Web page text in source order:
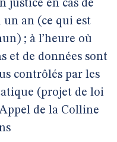
justice en cas de
an (ce qui est
; à l’heure où
et de données sont
contrôlés par les
(projet de loi
de la Colline